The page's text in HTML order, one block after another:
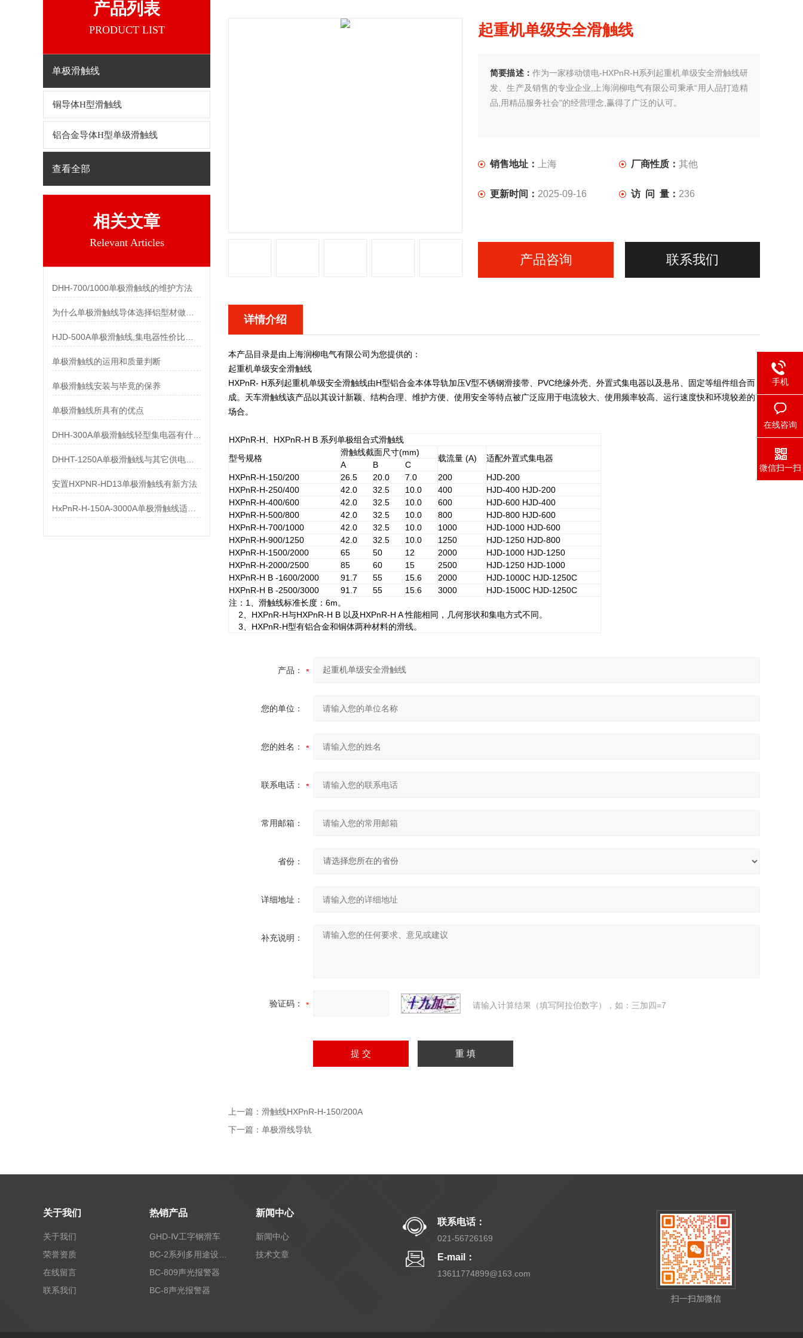
产品列表
PRODUCT LIST
单极滑触线
铜导体H型滑触线
铝合金导体H型单级滑触线
查看全部
相关文章
Relevant Articles
DHH-700/1000单极滑触线的维护方法
为什么单极滑触线导体选择铝型材做而不是纯铝做
单极滑触线的运用和质量判断
单极滑触线安装与毕竟的保养
单极滑触线所具有的优点
DHH-300A单极滑触线轻型集电器有什么样的要求
DHHT-1250A单极滑触线与其它供电系统的比较
安置HXPNR-HD13单极滑触线有新方法
HxPnR-H-150A-3000A单极滑触线适用条件都有哪些
起重机单级安全滑触线
简要描述： 作为一家移动馈电-HXPnR-H系列起重机单级安全滑触线研
发、生产及销售的专业企业,上海润柳电气有限公司秉承“用人品打造精
品,用精品服务社会"的经营理念,赢得了广泛的认可。
销售地址： 上海 厂商性质：其他
更新时间： 2025-09-16 访 问 量： 236
产品咨询 联系我们
详情介绍
本产品目录是由上海润柳电气有限公司为您提供的：
起重机单级安全滑触线
HXPnR- H系列 起重机单级安全滑触线由H型铝合金本体导轨加压V型不锈钢滑接带、PVC绝缘外壳、外置式集电器以及悬吊、固定等组件组合而
成。天车滑触线该产品以其设计新颖、结构合理、维护方便、使用安全等特点被广泛应用于电流较大、使用频率较高、运行速度快和环境较差的
场合。
HXPnR-H、HXPnR-H B 系列单极组合式滑触线
型号规格
滑触线截面尺寸(mm)
载流量 (A) 适配外置式集电器
A B
C
HXPnR-H-150/200
26.5 20.0 7.0 200
HJD-200
HXPnR-H-250/400
42.0 32.5 10.0 400
HJD-400 HJD-200
HXPnR-H-400/600
42.0 32.5 10.0 600
HJD-600 HJD-400
HXPnR-H-500/800
42.0 32.5 10.0 800
HJD-800 HJD-600
HXPnR-H-700/1000
42.0 32.5 10.0 1000
HJD-1000 HJD-600
HXPnR-H-900/1250
42.0 32.5 10.0 1250
HJD-1250 HJD-800
HXPnR-H-1500/2000
65 50 12 2000
HJD-1000 HJD-1250
HXPnR-H-2000/2500
85 60 15 2500
HJD-1250 HJD-1000
HXPnR-H B -1600/2000
91.7 55 15.6 2000
HJD-1000C HJD-1250C
HXPnR-H B -2500/3000
91.7 55 15.6 3000
HJD-1500C HJD-1250C
注：1、滑触线标准长度：6m。
2、HXPnR-H与HXPnR-H B 以及HXPnR-H A 性能相同，几何形状和集电方式不同。
3、HXPnR-H型有铝合金和铜体两种材料的滑线。
产品：
您的单位：
您的姓名：
联系电话：
常用邮箱：
省份：
详细地址：
补充说明：
验证码： 请输入计算结果（填写阿拉伯数字），如：三加四=7
上一篇： 滑触线HXPnR-H-150/200A
下一篇： 单极滑线导轨
关于我们
关于我们
荣誉资质
在线留言
联系我们
热销产品
GHD-Ⅳ工字钢滑车
BC-809声光报警器
BC-8声光报警器
新闻中心
新闻中心
技术文章
联系电话：
021-56726169
E-mail：
13611774899@163.com
扫一扫加微信
手机
在线咨询
微信扫一扫